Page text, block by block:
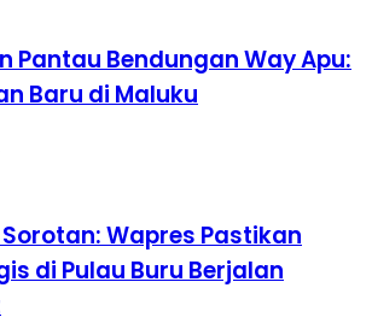
Pantau Bendungan Way Apu:
Baru di Maluku
Wapres Pastikan
di Pulau Buru Berjalan